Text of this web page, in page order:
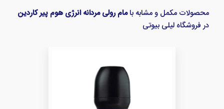
محصولات مکمل و مشابه بامام رولی مردانه انرژی هوم پیر کاردین
در فروشگاه لیلی بیوتی